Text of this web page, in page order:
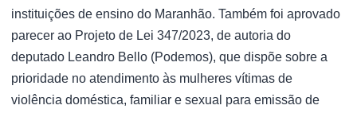
instituições de ensino do Maranhão. Também foi aprovado
parecer ao Projeto de Lei 347/2023, de autoria do
deputado Leandro Bello (Podemos), que dispõe sobre a
prioridade no atendimento às mulheres vítimas de
violência doméstica, familiar e sexual para emissão de